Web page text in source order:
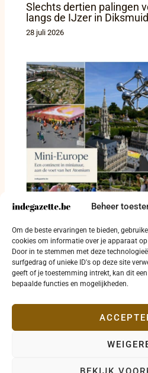
Beheer
Om de beste ervaringen te bieden,
cookies om informatie over je apparaat
Door in te stemmen met deze
surfgedrag of unieke ID's op deze site
geeft of je toestemming intrekt, kan dit
bepaalde functies en mogelijkheden.
Slechts dertien palingen
langs de IJzer in
28 juli 2026
Mini-Europe (Mini-
binnen één dag en geeft
17 juli 2026
Copyright © 2026